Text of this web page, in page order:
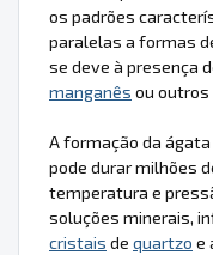
os padrões
paralelas a formas
se deve à presença
manganês ou
A formação da
pode durar milhões
temperatura e
soluções minerais,
cristais de quartzo e